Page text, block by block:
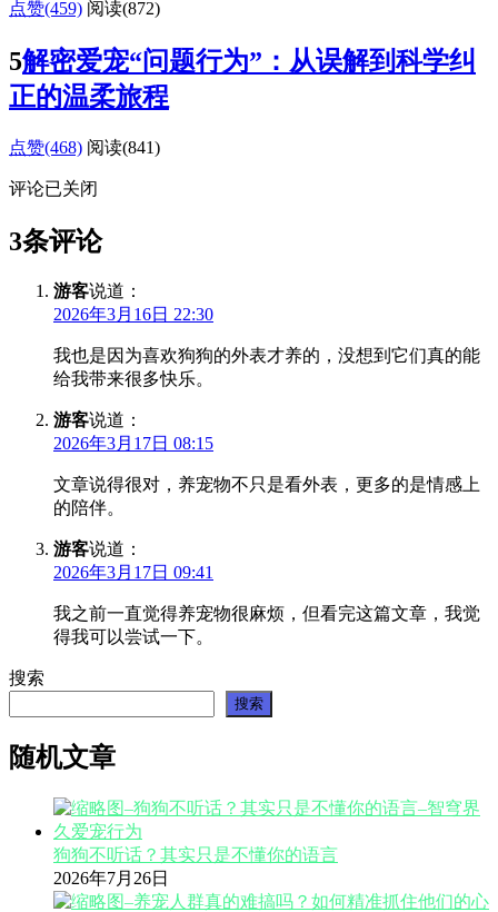
点赞(459) 阅读(872)
5解密爱宠“问题行为”：从误解到科学纠
正的温柔旅程
点赞(468) 阅读(841)
评论已关闭
3条评论
游客说道：
2026年3月16日 22:30
我也是因为喜欢狗狗的外表才养的，没想到它们真的能
给我带来很多快乐。
游客说道：
2026年3月17日 08:15
文章说得很对，养宠物不只是看外表，更多的是情感上
的陪伴。
游客说道：
2026年3月17日 09:41
我之前一直觉得养宠物很麻烦，但看完这篇文章，我觉
得我可以尝试一下。
搜索
搜索
随机文章
狗狗不听话？其实只是不懂你的语言
2026年7月26日